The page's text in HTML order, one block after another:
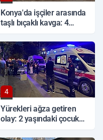
Konya'da işçiler arasında
taşlı bıçaklı kavga: 4
4
Yürekleri ağza getiren
olay: 2 yaşındaki çocuk